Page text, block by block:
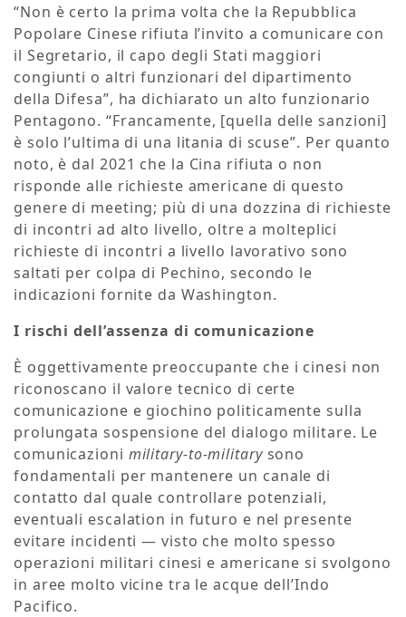
“Non è certo la prima volta che la Repubblica
Popolare Cinese rifiuta l’invito a comunicare con
il Segretario, il capo degli Stati maggiori
congiunti o altri funzionari del dipartimento
della Difesa”, ha dichiarato un alto funzionario
Pentagono. “Francamente, [quella delle sanzioni]
è solo l’ultima di una litania di scuse”. Per quanto
noto, è dal 2021 che la Cina rifiuta o non
risponde alle richieste americane di questo
genere di meeting; più di una dozzina di richieste
di incontri ad alto livello, oltre a molteplici
richieste di incontri a livello lavorativo sono
saltati per colpa di Pechino, secondo le
indicazioni fornite da Washington.
I rischi dell’assenza di comunicazione
È oggettivamente preoccupante che i cinesi non
riconoscano il valore tecnico di certe
comunicazione e giochino politicamente sulla
prolungata sospensione del dialogo militare. Le
comunicazioni military-to-militarysono
fondamentali per mantenere un canale di
contatto dal quale controllare potenziali,
eventuali escalation in futuro e nel presente
evitare incidenti — visto che molto spesso
operazioni militari cinesi e americane si svolgono
in aree molto vicine tra le acque dell’Indo
Pacifico.